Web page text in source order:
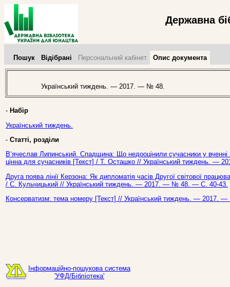
Державна
Пошук Відібрані Персональний кабінет Опис документа
Український тиждень. — 2017. — № 48.
- Набір
Український тиждень.
- Статті, розділи
В‘ячеслав Липинський. Спадщина: Що недооцінили сучасники у вченні
цінна для сучасників [Текст] / Т. Осташко // Український тиждень.
Друга поява лінії Керзона: Як дипломатія часів Другої світової
/ С. Кульчицький // Український тиждень. — 2017. — № 48. — С. 40-43.
Консерватизм: тема номеру [Текст] // Український тиждень. —
Інформаційно-пошукова система
'УФД/Бібліотека'